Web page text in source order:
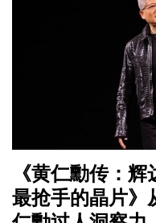
《黄仁勳传：
最抢手的晶片》